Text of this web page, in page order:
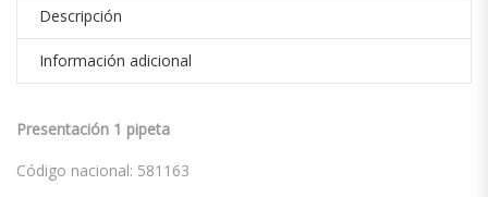
Descripción
Información adicional
Presentación 1 pipeta
Código nacional: 581163